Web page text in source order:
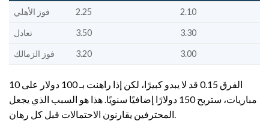
فوز الأهلي 2.25 2.10
تعادل 3.50 3.30
فوز الزمالك 3.20 3.00
الفرق 0.15 قد لا يبدو كبيرًا، لكن إذا راهنت بـ 100 دولار على 10
مباريات، ستربح 150 دولارًا إضافيًا سنويًا. هذا هو السبب الذي يجعل